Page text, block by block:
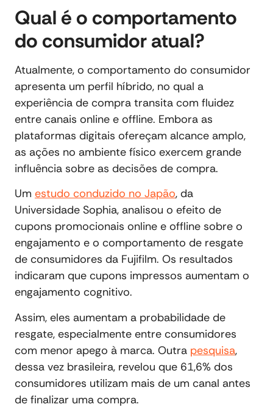
Qual é o comportamento
do consumidor atual?
Atualmente, o comportamento do consumidor
apresenta um perfil híbrido, no qual a
experiência de compra transita com fluidez
entre canais online e offline. Embora as
plataformas digitais ofereçam alcance amplo,
as ações no ambiente físico exercem grande
influência sobre as decisões de compra.
Um estudo conduzido no Japão, da
Universidade Sophia, analisou o efeito de
cupons promocionais online e offline sobre o
engajamento e o comportamento de resgate
de consumidores da Fujifilm. Os resultados
indicaram que cupons impressos aumentam o
engajamento cognitivo.
Assim, eles aumentam a probabilidade de
resgate, especialmente entre consumidores
com menor apego à marca. Outra pesquisa,
dessa vez brasileira, revelou que 61,6% dos
consumidores utilizam mais de um canal antes
de finalizar uma compra.